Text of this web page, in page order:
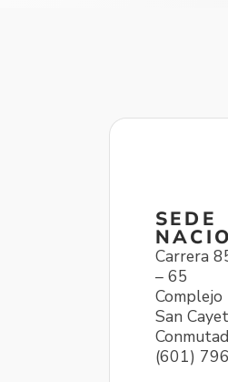
SEDE
Carrera
– 65
San
(601)